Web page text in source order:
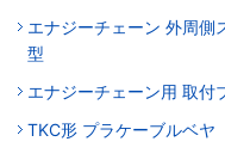
エナジーチェーン 外周側
型
エナジーチェーン用 取付
TKC形 プラケーブルベヤ